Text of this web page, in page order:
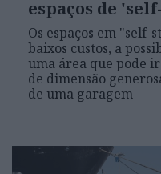
espaços de
Os espaços em
baixos custos, a
uma área que pode
de dimensão
de uma garagem